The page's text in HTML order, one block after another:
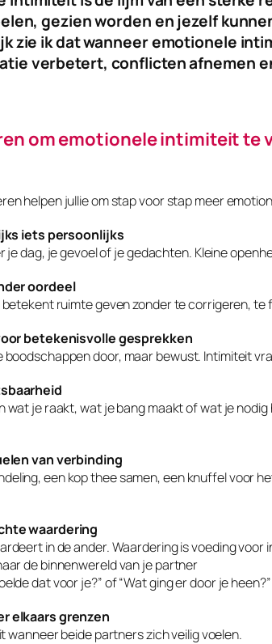
gezien worden en jezelf
zie ik dat wanneer emotionele
verbetert, conflicten afnemen
om emotionele intimiteit te
helpen jullie om stap voor stap meer
iets persoonlijks
je dag, je gevoel of je gedachten. Kleine
oordeel
ruimte geven zonder te corrigeren, te
betekenisvolle gesprekken
boodschappen door, maar bewust. Intimiteit
wat je raakt, wat je bang maakt of wat je
van verbinding
een kop thee samen, een knuffel voor
waardering
in de ander. Waardering is voeding voor
de binnenwereld van je partner
dat voor je?” of “Wat ging er door je heen?”
elkaars grenzen
wanneer beide partners zich veilig voelen.